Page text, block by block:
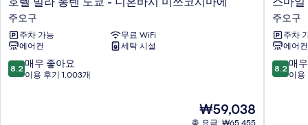
텔
빌
라
퐁
텐
도
주오구
주차 가능
무료 WiFi
에어컨
세탁 시설
10
점
8.2 매우 좋아요
이용 후기 1,003개
현
재
₩59,038
총 요금: ₩65,455
마
일
호
텔
니
혼
주오구
주차
에어컨
10
점
8.2 매
이용